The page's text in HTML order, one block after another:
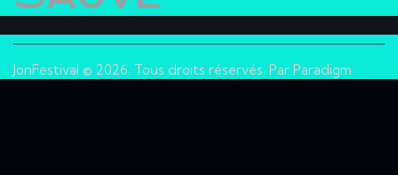
JonFestival © 2026. Tous droits réservés. Par Paradigm